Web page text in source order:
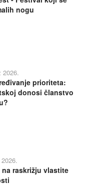
nogu
2026.
prioriteta:
donosi članstvo
na raskrižju vlastite